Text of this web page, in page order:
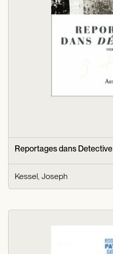
Reportages dans Detective
Kessel, Joseph